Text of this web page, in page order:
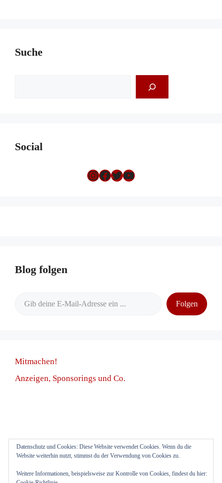
Suche
Social
Instagram
Facebook
Twitter
YouTube
Blog folgen
Folgen
Mitmachen!
Anzeigen, Sponsorings und Co.
Anmelden
Datenschutz und Cookies: Diese Website verwendet Cookies. Wenn du die
Website weiterhin nutzt, stimmst du der Verwendung von Cookies zu.
Weitere Informationen, beispielsweise zur Kontrolle von Cookies, findest du hier: